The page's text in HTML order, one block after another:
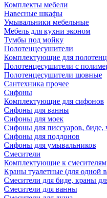
Комплекты мебели
Навесные шкафы
Умывальники мебельные
Мебель для кухни эконом
Тумбы под мойку
Полотенцесушители
Комплектующие для
Полотенцесушители с
Полотенцесушители шовные
Сантехника прочее
Сифоны
Комплектующие для сифонов
Сифоны для ванны
Сифоны для моек
Сифоны для писсуаров, биде,
Сифоны для поддонов
Сифоны для умывальников
Смесители
Комплектующие к смесителям
Краны туалетные (для одной
Смесители для биде, краны
Смесители для ванны